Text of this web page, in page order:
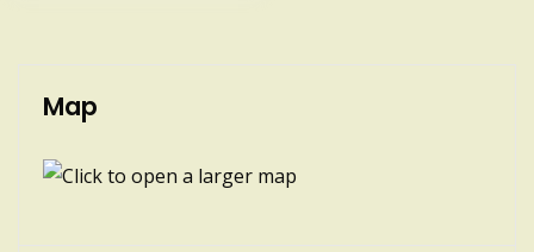
Map